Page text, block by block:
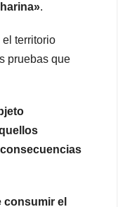
.
territorio
pruebas que
el